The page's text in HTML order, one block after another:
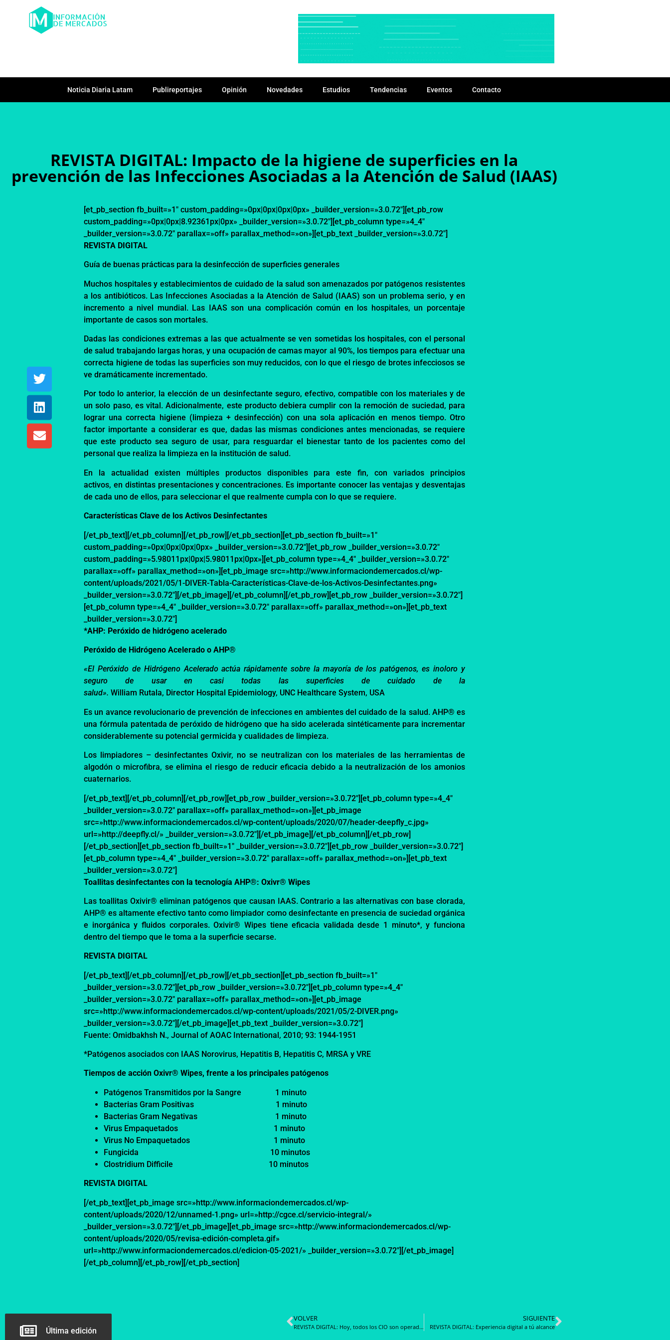
Noticia Diaria Latam Publireportajes Opinión Novedades Estudios Tendencias Eventos Contacto
REVISTA DIGITAL: Impacto de la higiene de superficies en la
prevención de las Infecciones Asociadas a la Atención de Salud (IAAS)
[et_pb_section fb_built=»1″ custom_padding=»0px|0px|0px|0px» _builder_version=»3.0.72″][et_pb_row
custom_padding=»0px|0px|8.92361px|0px» _builder_version=»3.0.72″][et_pb_column type=»4_4″
_builder_version=»3.0.72″ parallax=»off» parallax_method=»on»][et_pb_text _builder_version=»3.0.72″]
REVISTA DIGITAL
Guía de buenas prácticas para la desinfección de superficies generales
Muchos hospitales y establecimientos de cuidado de lasalud sonamenazados por patógenos resistentes
a los antibióticos. Las Infecciones Asociadas a laAtención de Salud (IAAS) son un problema serio, y en
incremento a nivel mundial. Las IAAS son una complicación común en los hospitales, un porcentaje
importantede casos son mortales.
Dadas las condiciones extremas a las que actualmente se ven sometidas los hospitales, con el personal
de salud trabajando largas horas, y una ocupación de camas mayor al 90%, los tiempos para efectuar una
correcta higiene de todas las superficies son muy reducidos, con lo que el riesgo de brotes infecciosos se
ve dramáticamente incrementado.
Por todo lo anterior, la elección de un desinfectante seguro, efectivo, compatible con los materiales y de
unsolo paso, es vital. Adicionalmente, este productodebiera cumplir con la remoción de suciedad, para
lograr una correcta higiene (limpieza + desinfección) con una sola aplicación en menos tiempo. Otro
factor importante a considerar es que, dadas las mismas condiciones antes mencionadas, se requiere
que este producto sea seguro de usar, para resguardar el bienestar tanto de los pacientes como del
personal que realiza la limpieza en la institución de salud.
En la actualidad existen múltiples productos disponibles para este fin,con variados principios
activos, en distintas presentaciones yconcentraciones. Es importante conocer las ventajas y desventajas
de cada uno de ellos, para seleccionar el que realmente cumpla con lo que se requiere.
Características Clave de losActivos Desinfectantes
[/et_pb_text][/et_pb_column][/et_pb_row][/et_pb_section][et_pb_section fb_built=»1″
custom_padding=»0px|0px|0px|0px» _builder_version=»3.0.72″][et_pb_row _builder_version=»3.0.72″
custom_padding=»5.98011px|0px|5.98011px|0px»][et_pb_column type=»4_4″ _builder_version=»3.0.72″
parallax=»off» parallax_method=»on»][et_pb_image src=»http://www.informaciondemercados.cl/wp-
content/uploads/2021/05/1-DIVER-Tabla-Características-Clave-de-los-Activos-Desinfectantes.png»
_builder_version=»3.0.72″][/et_pb_image][/et_pb_column][/et_pb_row][et_pb_row _builder_version=»3.0.72″]
[et_pb_column type=»4_4″ _builder_version=»3.0.72″ parallax=»off» parallax_method=»on»][et_pb_text
_builder_version=»3.0.72″]
*AHP: Peróxido de hidrógeno acelerado
Peróxido de Hidrógeno Acelerado o AHP®
«El Peróxido de Hidrógeno Acelerado actúa rápidamentesobre la mayoría delos patógenos, es inoloroy
seguro de usar en casi todas las superficies de cuidado de la
salud». William Rutala, Director Hospital Epidemiology, UNC Healthcare System, USA
Es un avance revolucionario de prevención de infecciones en ambientes del cuidadode la salud. AHP® es
una fórmula patentada de peróxido de hidrógeno que ha sido acelerada sintéticamente para incrementar
considerablemente su potencial germicida y cualidades de limpieza.
Los limpiadores – desinfectantesOxivir, no se neutralizan con los materiales de las herramientas de
algodón o microfibra, se elimina el riesgo de reducir eficacia debido a la neutralización de los amonios
cuaternarios.
[/et_pb_text][/et_pb_column][/et_pb_row][et_pb_row _builder_version=»3.0.72″][et_pb_column type=»4_4″
_builder_version=»3.0.72″ parallax=»off» parallax_method=»on»][et_pb_image
src=»http://www.informaciondemercados.cl/wp-content/uploads/2020/07/header-deepfly_c.jpg»
url=»http://deepfly.cl/» _builder_version=»3.0.72″][/et_pb_image][/et_pb_column][/et_pb_row]
[/et_pb_section][et_pb_section fb_built=»1″ _builder_version=»3.0.72″][et_pb_row _builder_version=»3.0.72″]
[et_pb_column type=»4_4″ _builder_version=»3.0.72″ parallax=»off» parallax_method=»on»][et_pb_text
_builder_version=»3.0.72″]
Toallitas desinfectantes con la tecnología AHP®:Oxivr® Wipes
Las toallitas Oxivir® eliminan patógenos que causan IAAS. Contrario a las alternativas con base clorada,
AHP® es altamente efectivo tanto como limpiador como desinfectante en presencia de suciedad orgánica
e inorgánica y fluidos corporales. Oxivir® Wipestiene eficacia validadadesde 1 minuto*, y funciona
dentro deltiempo que le toma a la superficie secarse.
REVISTA DIGITAL
[/et_pb_text][/et_pb_column][/et_pb_row][/et_pb_section][et_pb_section fb_built=»1″
_builder_version=»3.0.72″][et_pb_row _builder_version=»3.0.72″][et_pb_column type=»4_4″
_builder_version=»3.0.72″ parallax=»off» parallax_method=»on»][et_pb_image
src=»http://www.informaciondemercados.cl/wp-content/uploads/2021/05/2-DIVER.png»
_builder_version=»3.0.72″][/et_pb_image][et_pb_text _builder_version=»3.0.72″]
Fuente:Omidbakhsh N., Journal of AOAC International, 2010; 93: 1944-1951
*Patógenos asociados con IAAS Norovirus, Hepatitis B, Hepatitis C, MRSA y VRE
Tiempos de acción Oxivr® Wipes, frente a los principales patógenos
Patógenos Transmitidos por la Sangre
1 minuto
Bacterias Gram Positivas
1 minuto
Bacterias Gram Negativas
1 minuto
Virus Empaquetados 1 minuto
Virus No Empaquetados 1 minuto
Fungicida 10 minutos
Clostridium Difficile 10 minutos
REVISTA DIGITAL
[/et_pb_text][et_pb_image src=»http://www.informaciondemercados.cl/wp-
content/uploads/2020/12/unnamed-1.png» url=»http://cgce.cl/servicio-integral/»
_builder_version=»3.0.72″][/et_pb_image][et_pb_image src=»http://www.informaciondemercados.cl/wp-
content/uploads/2020/05/revisa-edición-completa.gif»
url=»http://www.informaciondemercados.cl/edicion-05-2021/» _builder_version=»3.0.72″][/et_pb_image]
[/et_pb_column][/et_pb_row][/et_pb_section]
Última edición
VOLVER
REVISTA DIGITAL: Hoy, todos los CIO son operadores de nubes
SIGUIENTE
REVISTA DIGITAL: Experiencia digital a tú alcance